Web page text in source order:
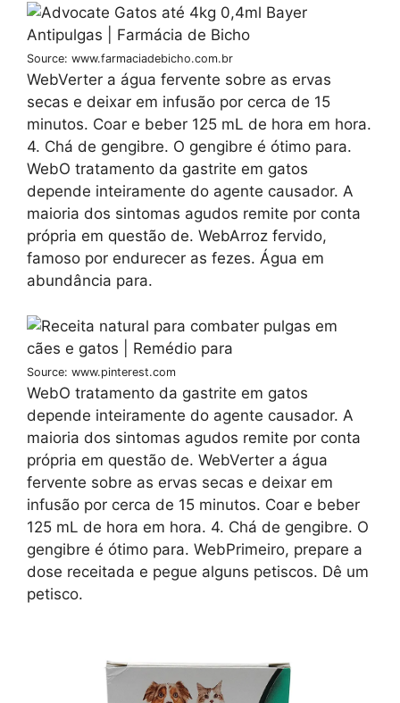
Source: www.farmaciadebicho.com.br
WebVerter a água fervente sobre as ervas
secas e deixar em infusão por cerca de 15
minutos. Coar e beber 125 mL de hora em hora.
4. Chá de gengibre. O gengibre é ótimo para.
WebO tratamento da gastrite em gatos
depende inteiramente do agente causador. A
maioria dos sintomas agudos remite por conta
própria em questão de. WebArroz fervido,
famoso por endurecer as fezes. Água em
abundância para.
Source: www.pinterest.com
WebO tratamento da gastrite em gatos
depende inteiramente do agente causador. A
maioria dos sintomas agudos remite por conta
própria em questão de. WebVerter a água
fervente sobre as ervas secas e deixar em
infusão por cerca de 15 minutos. Coar e beber
125 mL de hora em hora. 4. Chá de gengibre. O
gengibre é ótimo para. WebPrimeiro, prepare a
dose receitada e pegue alguns petiscos. Dê um
petisco.